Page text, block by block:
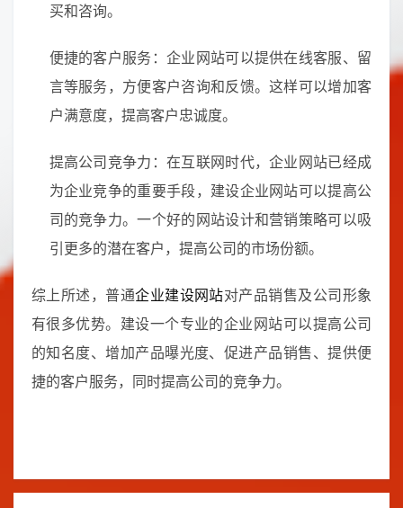
买和咨询。
便捷的客户服务：企业网站可以提供在线客服、留
言等服务，方便客户咨询和反馈。这样可以增加客
户满意度，提高客户忠诚度。
提高公司竞争力：在互联网时代，企业网站已经成
为企业竞争的重要手段，建设企业网站可以提高公
司的竞争力。一个好的网站设计和营销策略可以吸
引更多的潜在客户，提高公司的市场份额。
综上所述，普通企业建设网站对产品销售及公司形象
有很多优势。建设一个专业的企业网站可以提高公司
的知名度、增加产品曝光度、促进产品销售、提供便
捷的客户服务，同时提高公司的竞争力。